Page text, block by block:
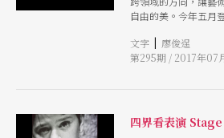
自由的美。今年五月
過這些作品，讓我們
趨勢。
文字 | 廖俊逞
第295期 / 2017年07
四界看表演